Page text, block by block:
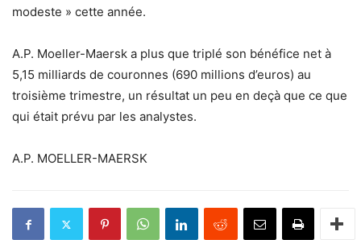
modeste » cette année.
A.P. Moeller-Maersk a plus que triplé son bénéfice net à
5,15 milliards de couronnes (690 millions d’euros) au
troisième trimestre, un résultat un peu en deçà que ce que
qui était prévu par les analystes.
A.P. MOELLER-MAERSK